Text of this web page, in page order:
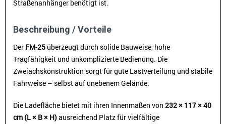
Straßenanhänger benötigt ist.
Beschreibung / Vorteile
Der FM-25 überzeugt durch solide Bauweise, hohe
Tragfähigkeit und unkomplizierte Bedienung. Die
Zweiachskonstruktion sorgt für gute Lastverteilung und stabile
Fahrweise – selbst auf unebenem Gelände.
Die Ladefläche bietet mit ihren Innenmaßen von 232 × 117 × 40
cm (L × B × H)ausreichend Platz für vielfältige